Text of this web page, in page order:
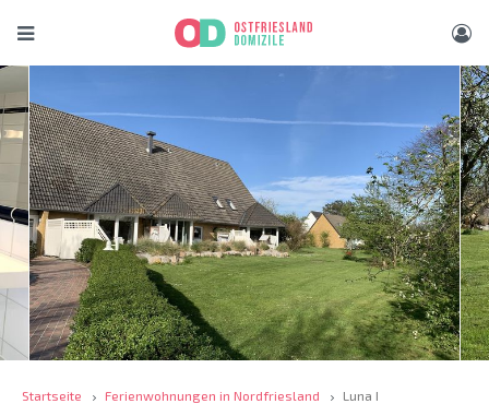
Startseite Ferienwohnungen in Nordfriesland Luna I